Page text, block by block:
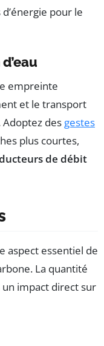
pour le
empreinte
et le transport
Adoptez des gestes
plus courtes,
de débit
aspect essentiel de
La quantité
impact direct sur